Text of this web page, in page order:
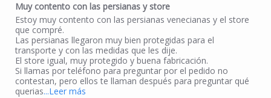
Muy contento con las persianas y store
Review by JuanJose C. on 30 Oct 2024
review stating Muy contento con las persianas y store
Estoy muy contento con las persianas venecianas y el store
que compré.
Las persianas llegaron muy bien protegidas para el
transporte y con las medidas que les dije.
El store igual, muy protegido y buena fabricación.
Si llamas por teléfono para preguntar por el pedido no
contestan, pero ellos te llaman después para preguntar qué
querias...Leer más